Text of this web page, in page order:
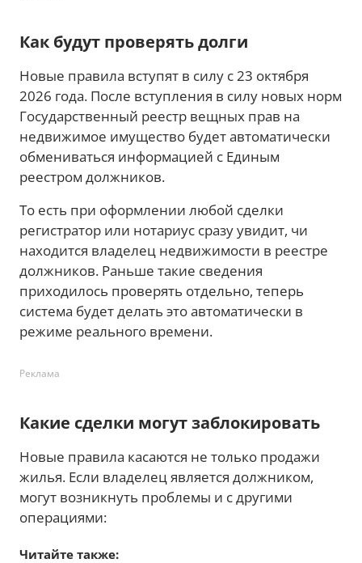
Как будут проверять долги
Новые правила вступят в силу с 23 октября
2026 года. После вступления в силу новых норм
Государственный реестр вещных прав на
недвижимое имущество будет автоматически
обмениваться информацией с Единым
реестром должников.
То есть при оформлении любой сделки
регистратор или нотариус сразу увидит, чи
находится владелец недвижимости в реестре
должников. Раньше такие сведения
приходилось проверять отдельно, теперь
система будет делать это автоматически в
режиме реального времени.
Реклама
Какие сделки могут заблокировать
Новые правила касаются не только продажи
жилья. Если владелец является должником,
могут возникнуть проблемы и с другими
операциями:
Читайте также: